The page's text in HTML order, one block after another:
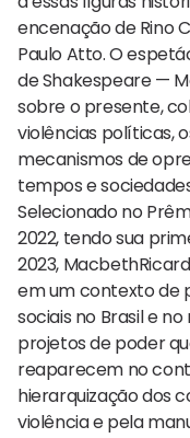
encenação de Rino
Paulo Atto. O
de Shakespeare —
sobre o presente,
violências políticas,
mecanismos de
tempos e
Selecionado no
2022, tendo sua
2023,
em um contexto de
sociais no Brasil e
projetos de poder
reaparecem no
hierarquização dos
violência e pela